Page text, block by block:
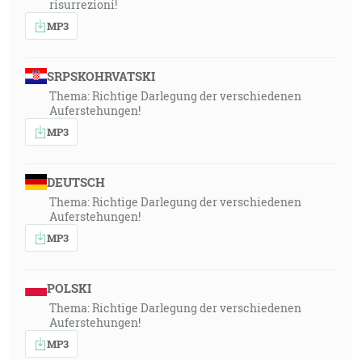
risurrezioni!
MP3
SRPSKOHRVATSKI
Thema: Richtige Darlegung der verschiedenen
Auferstehungen!
MP3
DEUTSCH
Thema: Richtige Darlegung der verschiedenen
Auferstehungen!
MP3
POLSKI
Thema: Richtige Darlegung der verschiedenen
Auferstehungen!
MP3